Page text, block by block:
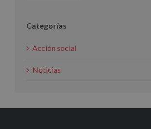
Categorías
Acción social
Noticias